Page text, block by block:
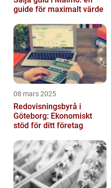
guide för maximalt värde
08 mars 2025
Redovisningsbyrå i
Göteborg: Ekonomiskt
stöd för ditt företag